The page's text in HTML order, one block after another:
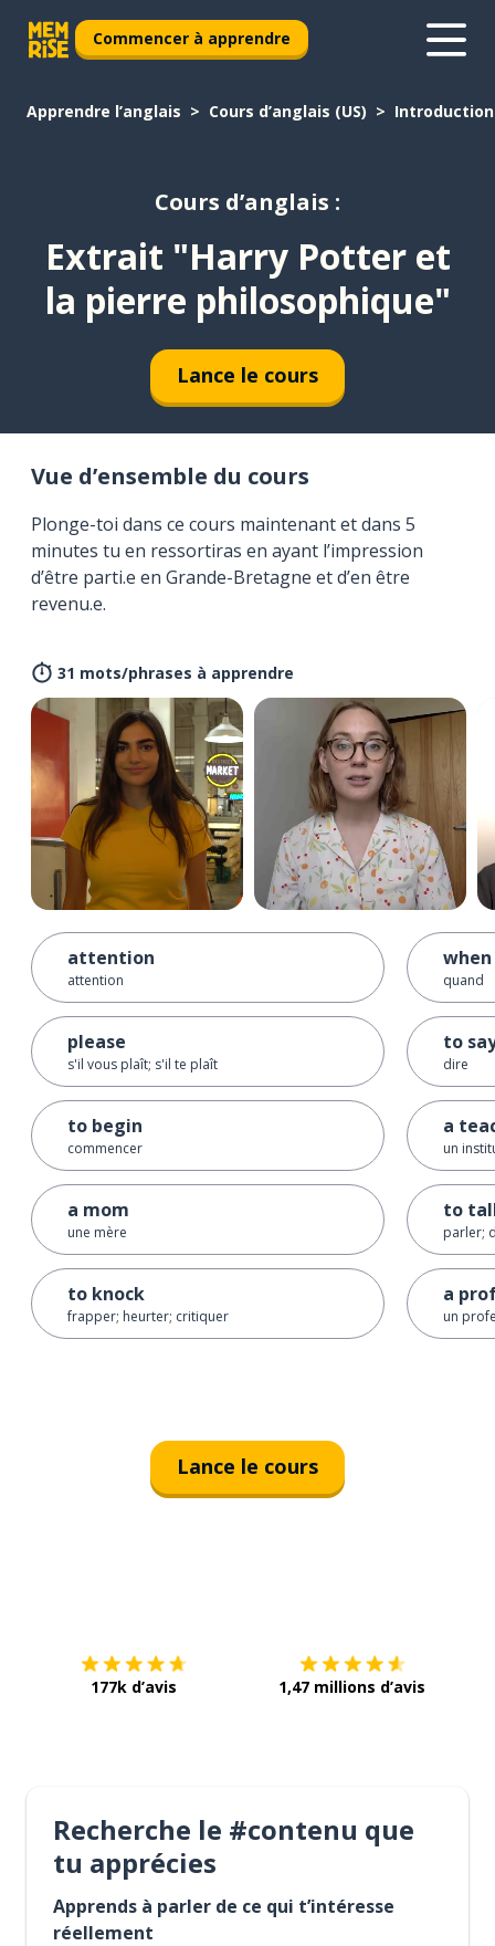
Commencer à apprendre
Apprendre l’anglais Cours d’anglais (US)
Cours d’anglais :
Extrait "Harry Potter et
la pierre philosophique"
Lance le cours
Vue d’ensemble du cours
Plonge-toi dans ce cours maintenant et dans 5
minutes tu en ressortiras en ayant l’impression
d’être parti.e en Grande-Bretagne et d’en être
revenu.e.
31 mots/phrases à apprendre
attention
attention
please
s'il vous plaît; s'il te plaît
to begin
commencer
a mom
une mère
to knock
frapper; heurter; critiquer
when
quand
to
dire
a
un
to
parler;
a
un
Lance le cours
177k d’avis 1,47 millions d’avis
Recherche le #contenu que
tu apprécies
Apprends à parler de ce qui t’intéresse
réellement